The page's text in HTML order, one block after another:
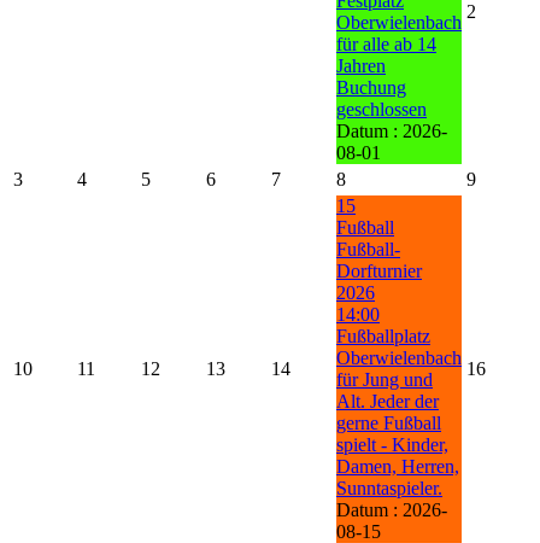
Oberwielenbach
für alle ab 14
Jahren
Buchung
geschlossen
Datum : 2026-
08-01
2
3 4 5 6 7 8 9
10 11 12 13 14
15
Fußball
Fußball-
Dorfturnier
2026
14:00
Fußballplatz
Oberwielenbach
für Jung und
Alt. Jeder der
gerne Fußball
spielt - Kinder,
Damen, Herren,
Sunntaspieler.
Datum : 2026-
08-15
16